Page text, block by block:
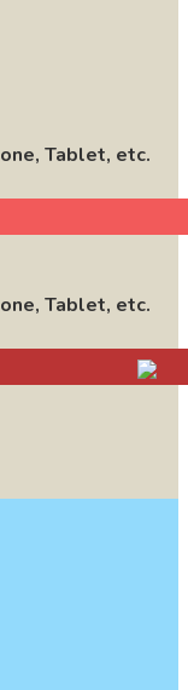
Tablet, etc.
Tablet, etc.